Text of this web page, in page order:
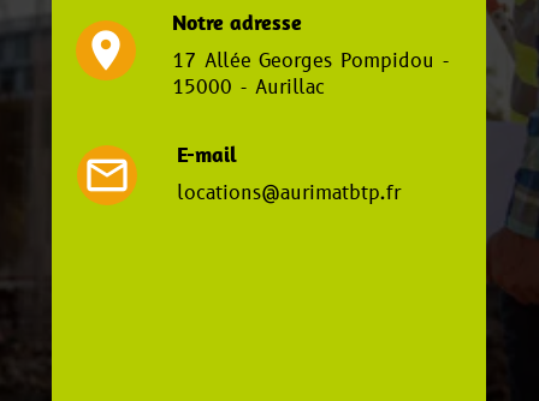
Notre adresse
17 Allée Georges Pompidou -
15000 - Aurillac
location_on
E-mail
locations@aurimatbtp.fr
mail_outline